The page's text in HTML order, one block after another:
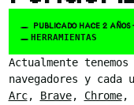
PUBLICADO HACE 2
HERRAMIENTAS
Actualmente
navegadores y
Arc, Brave, Chrome,